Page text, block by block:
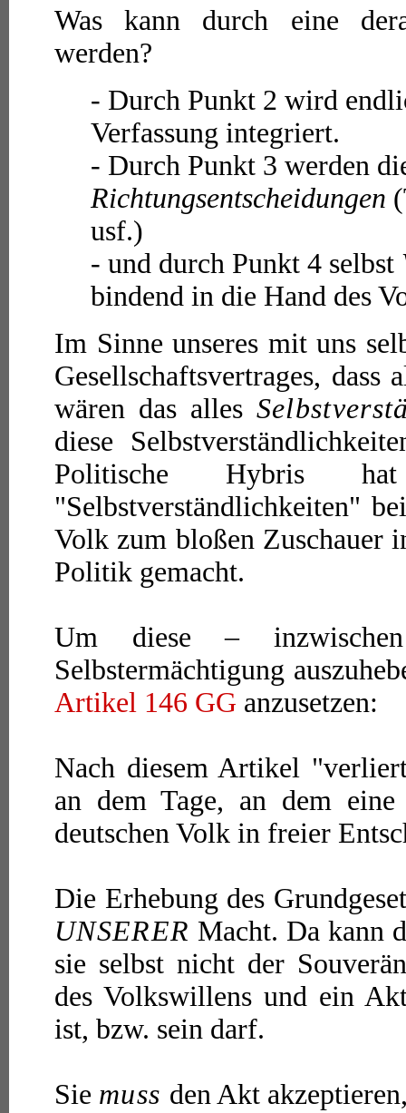
Was kann durch eine
werden?
- Durch Punkt 2 wird
Verfassung integriert.
- Durch Punkt 3 werden
Richtungsentscheidungen
usf.)
- und durch Punkt 4 selbst
bindend in die Hand des
Im Sinne unseres mit uns
Gesellschaftsvertrages, dass
wären das alles
diese
Politische Hybris
"Selbstverständlichkeiten"
Volk zum bloßen Zuschauer
Politik gemacht.
Um diese –
Selbstermächtigung
Artikel 146 GG anzusetzen:
Nach diesem Artikel
an dem Tage, an dem
deutschen Volk in freier
Die Erhebung des
UNSERER Macht. Da kann
sie selbst nicht der
des Volkswillens und ein
ist, bzw. sein darf.
Sie muss den Akt